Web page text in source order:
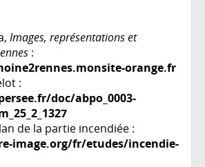
Images, représentations et
:
orange.fr
:
doc/abpo_0003-
de la partie incendiée :
image.org/fr/etudes/incendie-